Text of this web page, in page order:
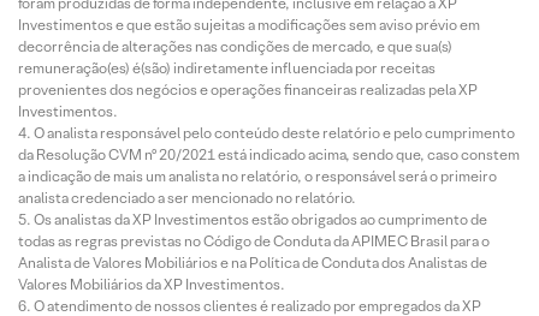
Investimentos e que estão sujeitas a modificações sem aviso prévio em
decorrência de alterações nas condições de mercado, e que sua(s)
remuneração(es) é(são) indiretamente influenciada por receitas
provenientes dos negócios e operações financeiras realizadas pela XP
Investimentos.
O analista responsável pelo conteúdo deste relatório e pelo cumprimento
da Resolução CVM nº 20/2021 está indicado acima, sendo que, caso constem
a indicação de mais um analista no relatório, o responsável será o primeiro
analista credenciado a ser mencionado no relatório.
Os analistas da XP Investimentos estão obrigados ao cumprimento de
todas as regras previstas no Código de Conduta da APIMEC Brasil para o
Analista de Valores Mobiliários e na Política de Conduta dos Analistas de
Valores Mobiliários da XP Investimentos.
O atendimento de nossos clientes é realizado por empregados da XP